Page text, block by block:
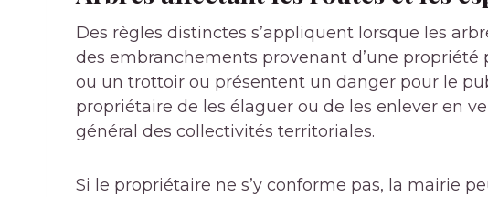
Des règles distinctes s’appliquent lorsque les
des embranchements provenant d’une
ou un trottoir ou présentent un danger pour le
propriétaire de les élaguer ou de les enlever en
général des collectivités territoriales.
Si le propriétaire ne s’y conforme pas, la mairie